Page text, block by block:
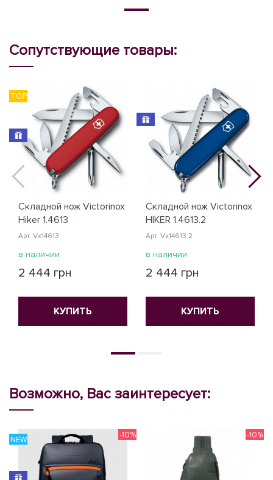
Сопутствующие товары:
Складной нож Victorinox
Hiker 1.4613
Арт. Vx14613
TOP
в наличии
2 444 грн
КУПИТЬ
Складной нож Victorinox
HIKER 1.4613.2
Арт. Vx14613.2
в наличии
2 444 грн
КУПИТЬ
Возможно, Вас заинтересует:
NEW -10% -10%